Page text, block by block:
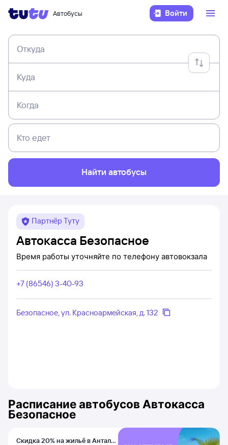
Автобусы Войти
Откуда
Куда
Когда
Кто едет
Найти автобусы
Партнёр Туту
Автокасса Безопасное
Время работы уточняйте по телефону автовокзала
+7 (86546) 3-40-93
Безопасное, ул. Красноармейская, д. 132
Расписание автобусов Автокасса
Безопасное
Скидка 20% на жильё в Анталье